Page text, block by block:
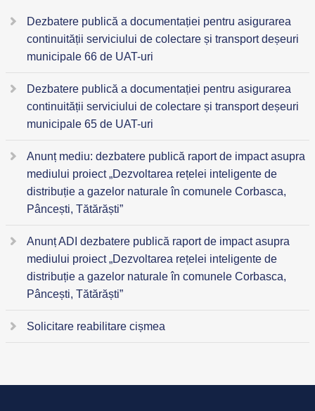
Dezbatere publică a documentației pentru asigurarea
continuității serviciului de colectare și transport deșeuri
municipale 66 de UAT-uri
Dezbatere publică a documentației pentru asigurarea
continuității serviciului de colectare și transport deșeuri
municipale 65 de UAT-uri
Anunț mediu: dezbatere publică raport de impact asupra
mediului proiect „Dezvoltarea rețelei inteligente de
distribuție a gazelor naturale în comunele Corbasca,
Pâncești, Tătărăști”
Anunț ADI dezbatere publică raport de impact asupra
mediului proiect „Dezvoltarea rețelei inteligente de
distribuție a gazelor naturale în comunele Corbasca,
Pâncești, Tătărăști”
Solicitare reabilitare cișmea